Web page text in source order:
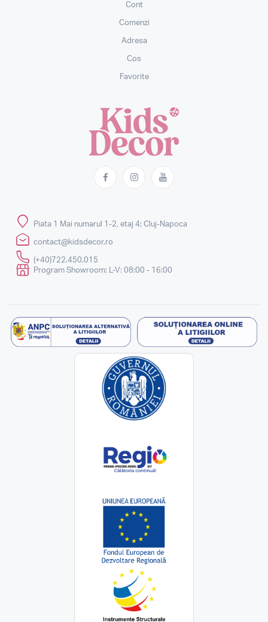
Cont
Comenzi
Adresa
Cos
Favorite
Piata 1 Mai numarul 1-2, etaj 4; Cluj-Napoca
contact@kidsdecor.ro
(+40)722.450.015
Program Showroom: L-V: 08:00 - 16:00